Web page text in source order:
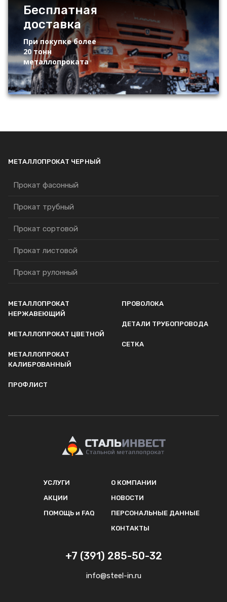
Бесплатная
доставка
При покупке более
20 тонн
металлопроката
МЕТАЛЛОПРОКАТ ЧЕРНЫЙ
Прокат фасонный
Прокат трубный
Прокат сортовой
Прокат листовой
Прокат рулонный
МЕТАЛЛОПРОКАТ
НЕРЖАВЕЮЩИЙ
МЕТАЛЛОПРОКАТ ЦВЕТНОЙ
МЕТАЛЛОПРОКАТ
КАЛИБРОВАННЫЙ
ПРОФЛИСТ
ПРОВОЛОКА
ДЕТАЛИ ТРУБОПРОВОДА
СЕТКА
УСЛУГИ
АКЦИИ
ПОМОЩЬ и FAQ
О КОМПАНИИ
НОВОСТИ
ПЕРСОНАЛЬНЫЕ ДАННЫЕ
КОНТАКТЫ
+7 (391) 285-50-32
info@steel-in.ru